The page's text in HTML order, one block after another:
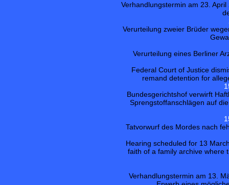
Verhandlungstermin am 23.
Verurteilung zweier Brüder
Verurteilung eines Berliner
Federal Court of Justice
remand detention for
Bundesgerichtshof verwirft
Sprengstoffanschlägen auf
Tatvorwurf des Mordes nach
Hearing scheduled for 13
faith of a family archive where
Verhandlungstermin am 13.